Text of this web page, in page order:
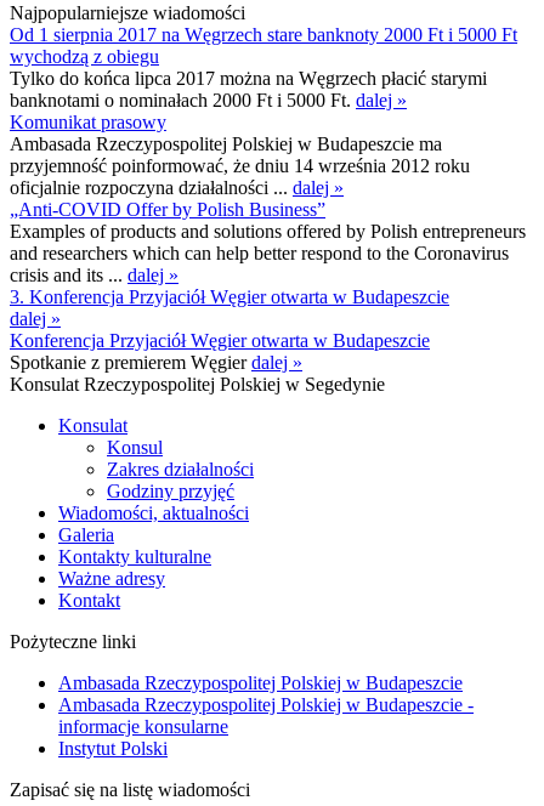
Najpopularniejsze wiadomości
Od 1 sierpnia 2017 na Węgrzech stare banknoty 2000 Ft i 5000 Ft
wychodzą z obiegu
Tylko do końca lipca 2017 można na Węgrzech płacić starymi
banknotami o nominałach 2000 Ft i 5000 Ft. dalej »
Komunikat prasowy
Ambasada Rzeczypospolitej Polskiej w Budapeszcie ma
przyjemność poinformować, że dniu 14 września 2012 roku
oficjalnie rozpoczyna działalności ... dalej »
„Anti-COVID Offer by Polish Business”
Examples of products and solutions offered by Polish entrepreneurs
and researchers which can help better respond to the Coronavirus
crisis and its ... dalej »
3. Konferencja Przyjaciół Węgier otwarta w Budapeszcie
dalej »
Konferencja Przyjaciół Węgier otwarta w Budapeszcie
Spotkanie z premierem Węgierdalej »
Konsulat Rzeczypospolitej Polskiej w Segedynie
Konsulat
Konsul
Zakres działalności
Godziny przyjęć
Wiadomości, aktualności
Galeria
Kontakty kulturalne
Ważne adresy
Kontakt
Pożyteczne linki
Ambasada Rzeczypospolitej Polskiej w Budapeszcie
Ambasada Rzeczypospolitej Polskiej w Budapeszcie -
informacje konsularne
Instytut Polski
Zapisać się na listę wiadomości